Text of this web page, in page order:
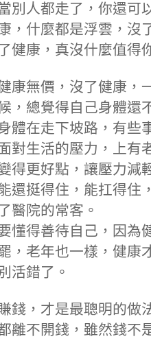
別人都走了，你還可
，什麼都是浮雲，沒
健康，真沒什麼值得
康無價，沒了健康，
，總覺得自己身體還
體在走下坡路，有些
對生活的壓力，上有
得更好點，讓壓力減
還挺得住，能扛得住
醫院的常客。
懂得善​​待自己，因為
，老年也一樣，健康
活錯了。
錢，才是最聰明的做
離不開錢，雖然錢不